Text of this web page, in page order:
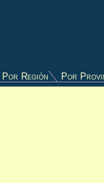
Por Región Por